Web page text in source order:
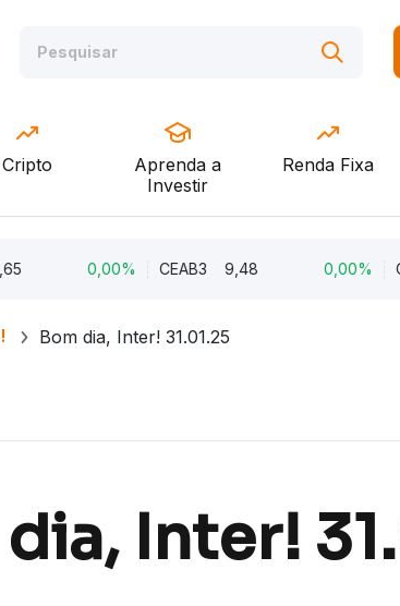
Cripto
Aprenda a
Investir
Renda Fixa
0,00% CEAB3 9,48 0,00%
Bom dia, Inter! 31.01.25
Inter!